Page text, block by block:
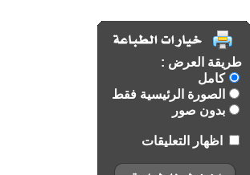
طريقة العرض :
كامل
الصورة الرئيسية فقط
بدون صور
اظهار التعليقات